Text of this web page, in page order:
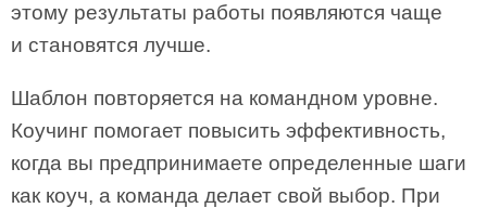
этому результаты работы появляются чаще
и становятся лучше.
Шаблон повторяется на командном уровне.
Коучинг помогает повысить эффективность,
когда вы предпринимаете определенные шаги
как коуч, а команда делает свой выбор. При